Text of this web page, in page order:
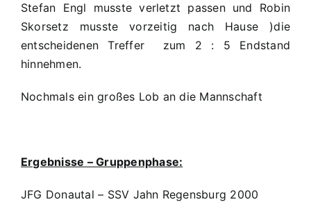
Stefan Engl musste verletzt passen und Robin
Skorsetz musste vorzeitig nach Hause )die
entscheidenen Treffer zum 2 : 5 Endstand
hinnehmen.
Nochmals ein großes Lob an die Mannschaft
Ergebnisse – Gruppenphase:
JFG Donautal – SSV Jahn Regensburg 2000